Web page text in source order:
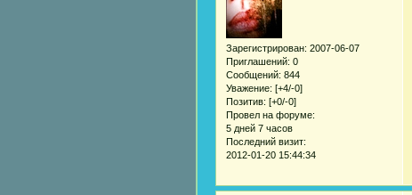
Зарегистрирован: 2007-06-07
Приглашений: 0
Сообщений: 844
Уважение: [+4/-0]
Позитив: [+0/-0]
Провел на форуме:
5 дней 7 часов
Последний визит:
2012-01-20 15:44:34